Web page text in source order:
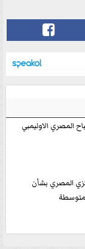
المصري الاوليمبي
المصري بشأن